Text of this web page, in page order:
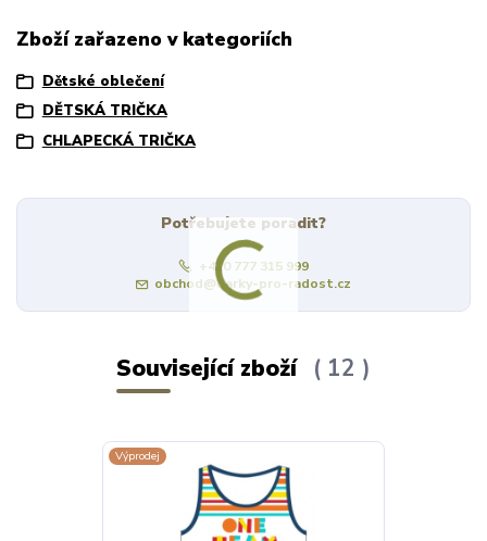
Zboží zařazeno v kategoriích
Dětské oblečení
DĚTSKÁ TRIČKA
CHLAPECKÁ TRIČKA
Potřebujete poradit?
+420 777 315 999
obchod@darky-pro-radost.cz
Související zboží 12
Výprodej